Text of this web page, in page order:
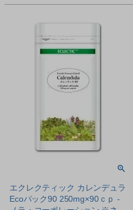
エクレクティック カレンデュラ
Ecoパック90 250mg×90ｃｐ -